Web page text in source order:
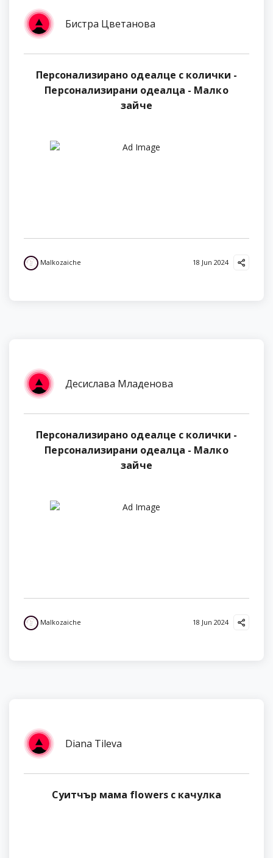
Бистра Цветанова
Персонализирано одеалце с колички -
Персонализирани одеалца - Малко
зайче
Malkozaiche 18 Jun 2024
Десислава Младенова
Персонализирано одеалце с колички -
Персонализирани одеалца - Малко
зайче
Malkozaiche 18 Jun 2024
Diana Tileva
Суитчър мама flowers с качулка